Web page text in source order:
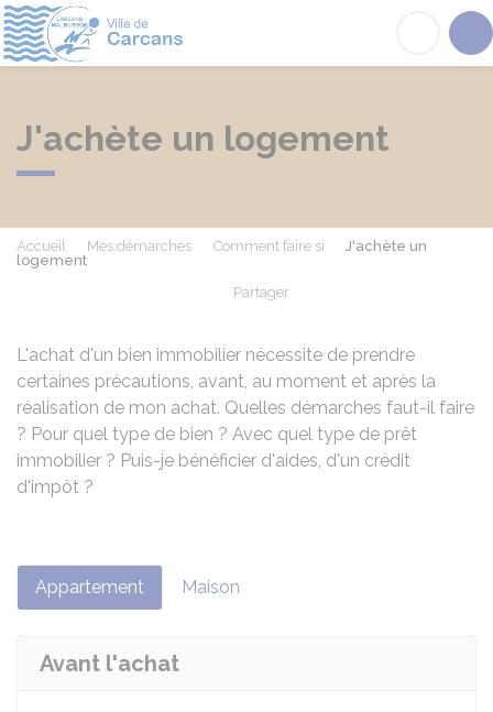
J'achète un logement
Accueil Mes démarches Comment faire si
J'achète un
logement
Partager
L'achat d'un bien immobilier nécessite de prendre
certaines précautions, avant, au moment et après la
réalisation de mon achat. Quelles démarches faut-il faire
? Pour quel type de bien ? Avec quel type de prêt
immobilier ? Puis-je bénéficier d'aides, d'un crédit
d'impôt ?
Appartement Maison
Avant l'achat